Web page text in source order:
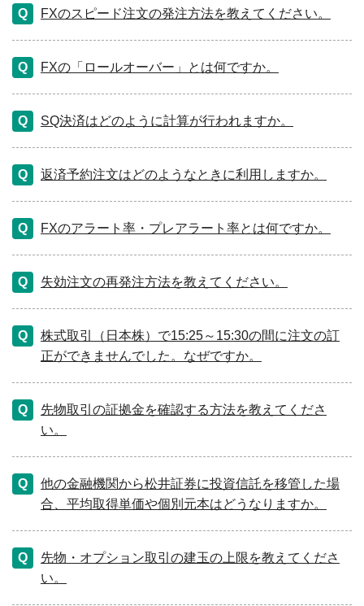
FXのスピード注文の発注方法を教えてください。
FXの「ロールオーバー」とは何ですか。
SQ決済はどのように計算が行われますか。
返済予約注文はどのようなときに利用しますか。
FXのアラート率・プレアラート率とは何ですか。
失効注文の再発注方法を教えてください。
株式取引（日本株）で15:25～15:30の間に注文の訂
正ができませんでした。なぜですか。
先物取引の証拠金を確認する方法を教えてくださ
い。
他の金融機関から松井証券に投資信託を移管した場
合、平均取得単価や個別元本はどうなりますか。
先物・オプション取引の建玉の上限を教えてくださ
い。